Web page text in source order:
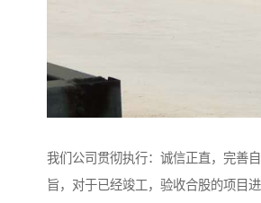
我们公司贯彻执行：诚信正直，完善
旨，对于已经竣工，验收合股的项目